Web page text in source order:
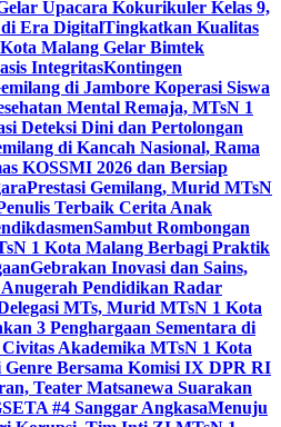
Upacara Kokurikuler Kelas 9,
di Era DigitalTingkatkan Kualitas
Malang Gelar Bimtek
IntegritasKontingen
di Jambore Koperasi Siswa
Mental Remaja, MTsN 1
Deteksi Dini dan Pertolongan
di Kancah Nasional, Rama
KOSSMI 2026 dan Bersiap
Prestasi Gemilang, Murid MTsN
Terbaik Cerita Anak
Sambut Rombongan
1 Kota Malang Berbagi Praktik
Gebrakan Inovasi dan Sains,
Pendidikan Radar
MTs, Murid MTsN 1 Kota
3 Penghargaan Sementara di
Akademika MTsN 1 Kota
Bersama Komisi IX DPR RI
Teater Matsanewa Suarakan
#4 Sanggar AngkasaMenuju